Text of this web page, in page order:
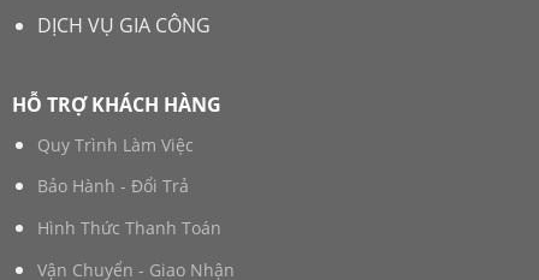
DỊCH VỤ GIA CÔNG
HỖ TRỢ KHÁCH HÀNG
Quy Trình Làm Việc
Bảo Hành - Đổi Trả
Hình Thức Thanh Toán
Vận Chuyển - Giao Nhận